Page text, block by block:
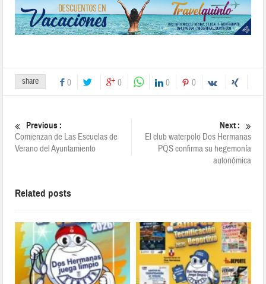
share 0 0 0 0
Previous :
Comienzan de Las Escuelas de
Verano del Ayuntamiento
Next :
El club waterpolo Dos Hermanas
PQS confirma su hegemonía
autonómica
Related posts